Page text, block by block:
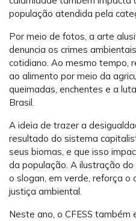
população atendida pela
Por meio de fotos, a arte
denuncia os crimes
cotidiano. Ao mesmo tempo,
ao alimento por meio da
queimadas, enchentes e a
Brasil.
A ideia de trazer a
resultado do sistema
seus biomas, e que isso
da população. A ilustração
o slogan, em verde, reforça o
justiça ambiental.
Neste ano, o CFESS também